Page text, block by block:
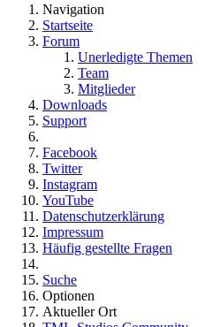
Navigation
Startseite
Forum
Unerledigte Themen
Team
Mitglieder
Downloads
Support
Facebook
Twitter
Instagram
YouTube
Datenschutzerklärung
Impressum
Häufig gestellte Fragen
Suche
Optionen
Aktueller Ort